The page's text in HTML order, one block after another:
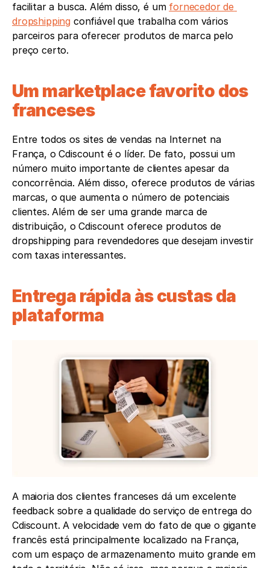
facilitar a busca. Além disso, é um fornecedor de
dropshipping confiável que trabalha com vários
parceiros para oferecer produtos de marca pelo
preço certo.
Um marketplace favorito dos
franceses
Entre todos os sites de vendas na Internet na
França, o Cdiscount é o líder. De fato, possui um
número muito importante de clientes apesar da
concorrência. Além disso, oferece produtos de várias
marcas, o que aumenta o número de potenciais
clientes. Além de ser uma grande marca de
distribuição, o Cdiscount oferece produtos de
dropshipping para revendedores que desejam investir
com taxas interessantes.
Entrega rápida às custas da
plataforma
A maioria dos clientes franceses dá um excelente
feedback sobre a qualidade do serviço de entrega do
Cdiscount. A velocidade vem do fato de que o gigante
francês está principalmente localizado na França,
com um espaço de armazenamento muito grande em